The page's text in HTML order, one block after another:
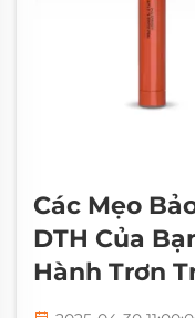
Các Mẹo
DTH Của
Hành Trơn